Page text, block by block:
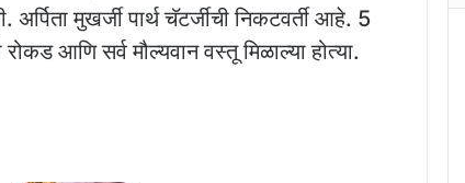
मुखर्जी पार्थ चॅटर्जीची निकटवर्ती आहे. 5
आणि सर्व मौल्यवान वस्तू मिळाल्या होत्या.